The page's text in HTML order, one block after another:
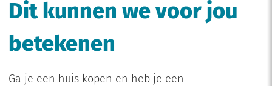
Dit kunnen we voor jou
betekenen
Ga je een huis kopen en heb je een